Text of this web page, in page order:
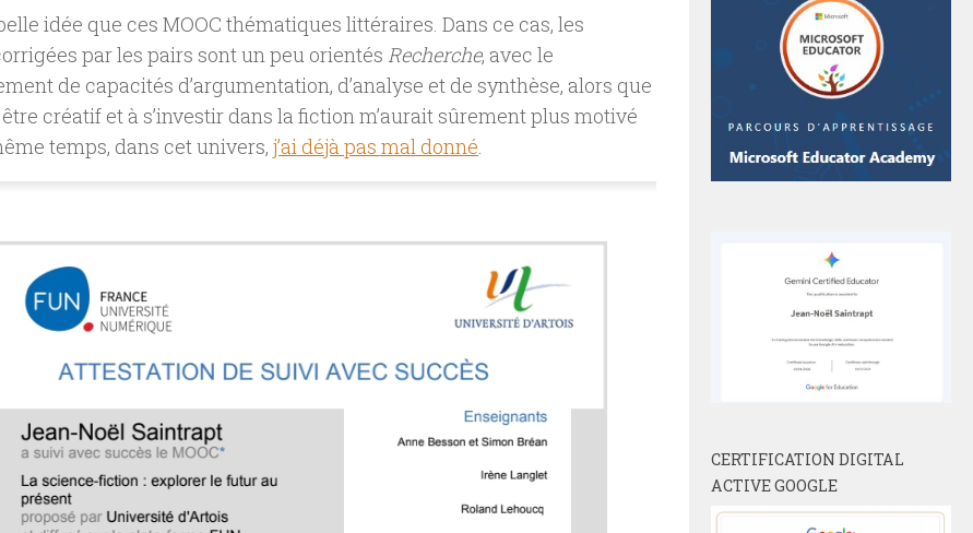
idée que ces MOOC thématiques littéraires. Dans ce cas, les
par les pairs sont un peu orientés Recherche, avec le
de capacités d’argumentation, d’analyse et de synthèse, alors que
créatif et à s’investir dans la fiction m’aurait sûrement plus motivé
temps, dans cet univers, j’ai déjà pas mal donné.
CERTIFICATION DIGITAL
ACTIVE GOOGLE